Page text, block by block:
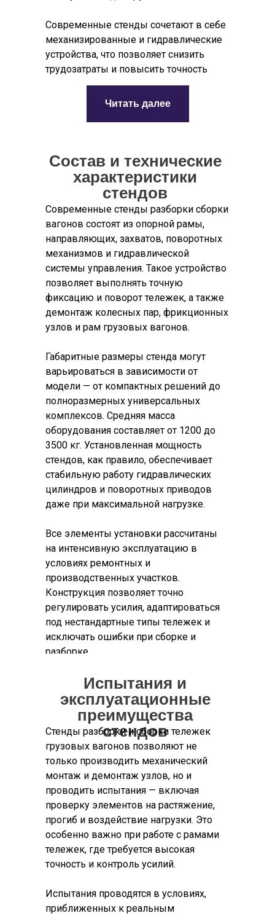
Современные стенды сочетают в себе
механизированные и гидравлические
устройства, что позволяет снизить
трудозатраты и повысить точность
сборки. Их использование
существенно сокращает время
Читать далее
Состав и технические
характеристики
стендов
Современные стенды разборки сборки
вагонов состоят из опорной рамы,
направляющих, захватов, поворотных
механизмов и гидравлической
системы управления. Такое устройство
позволяет выполнять точную
фиксацию и поворот тележек, а также
демонтаж колесных пар, фрикционных
узлов и рам грузовых вагонов.
Габаритные размеры стенда могут
варьироваться в зависимости от
модели — от компактных решений до
полноразмерных универсальных
комплексов. Средняя масса
оборудования составляет от 1200 до
3500 кг. Установленная мощность
стендов, как правило, обеспечивает
стабильную работу гидравлических
цилиндров и поворотных приводов
даже при максимальной нагрузке.
Все элементы установки рассчитаны
на интенсивную эксплуатацию в
условиях ремонтных и
производственных участков.
Конструкция позволяет точно
регулировать усилия, адаптироваться
под нестандартные типы тележек и
исключать ошибки при сборке и
разборке.
Испытания и
эксплуатационные
преимущества
стендов
Стенды разборки и сборки тележек
грузовых вагонов позволяют не
только производить механический
монтаж и демонтаж узлов, но и
проводить испытания — включая
проверку элементов на растяжение,
прогиб и воздействие нагрузки. Это
особенно важно при работе с рамами
тележек, где требуется высокая
точность и контроль усилий.
Испытания проводятся в условиях,
приближенных к реальным